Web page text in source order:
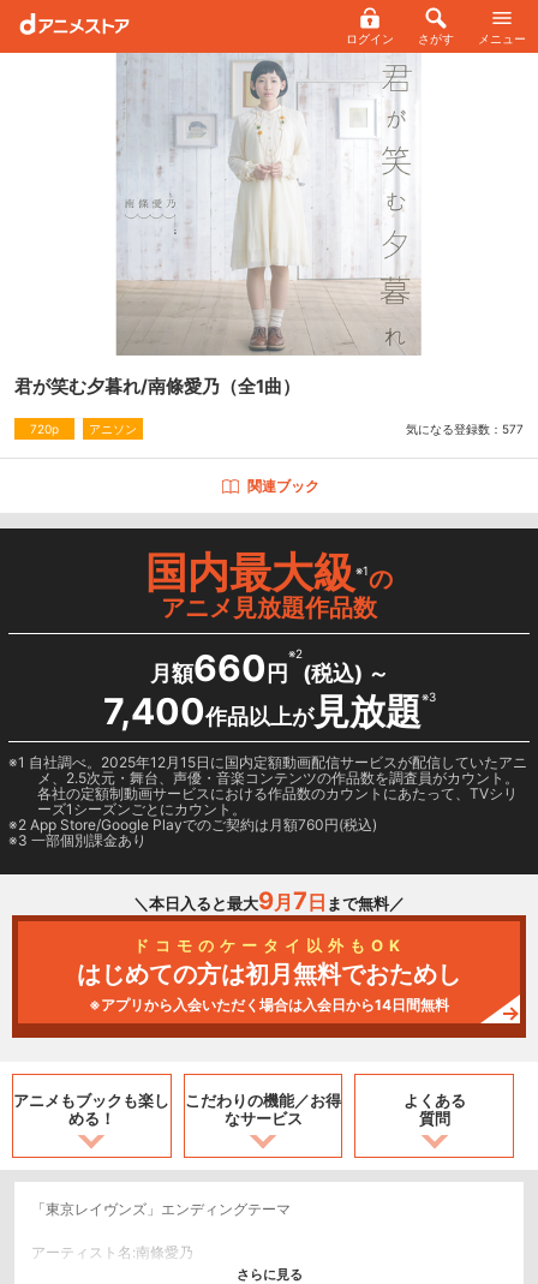
ログイン さがす メニュー
君が笑む夕暮れ/南條愛乃 （全1曲）
720p アニソン 気になる登録数： 577
関連ブック
国内最大級※1の
アニメ見放題作品数
月額660 円
※2
(税込) ～
7,400作品以上が見放題※3
1 自社調べ。2025年12月15日に国内定額動画配信サービスが配信していたアニ
メ、2.5次元・舞台、声優・音楽コンテンツの作品数を調査員がカウント。
各社の定額制動画サービスにおける作品数のカウントにあたって、TVシリ
ーズ1シーズンごとにカウント。
2 App Store/Google Playでのご契約は月額760円(税込)
3 一部個別課金あり
＼本日入ると最大9月 7 日 まで無料／
ドコモのケータイ以外もOK
はじめての方は初月無料でおためし
※アプリから入会いただく場合は入会日から14日間無料
アニメもブックも楽し
める！
こだわりの機能／お得
なサービス
よくある
質問
「東京レイヴンズ」エンディングテーマ
アーティスト名:南條愛乃
さらに見る